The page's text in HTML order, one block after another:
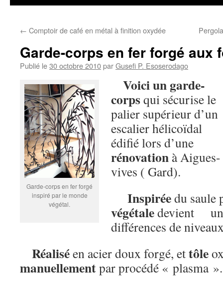
← Comptoir de café en métal à finition oxydée
Garde-corps en fer forgé aux
Publié le30 octobre 2010parGusefi P. Esoserodago
Garde-corps en fer forgé
inspiré par le monde
végétal.
Voici ungarde-
corpsqui sécurise le
palier supérieur d’un
escalier hélicoïdal
édifié lors d’une
rénovation à Aigues-
vives ( Gard).
Inspiréedu saule
végétaledevient un
différences de
Réaliséen acier doux forgé, ettôle
manuellementpar procédé « plasma ».